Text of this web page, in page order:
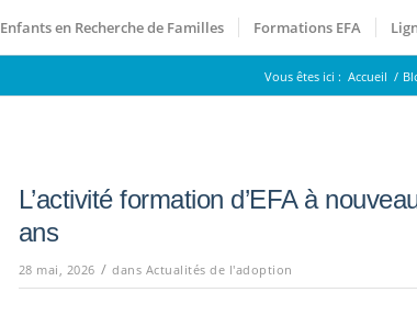
Enfants en Recherche de Familles Formations EFA
Vous êtes ici : Accueil /
L’activité formation d’EFA à
ans
28 mai, 2026 / dans Actualités de l'adoption